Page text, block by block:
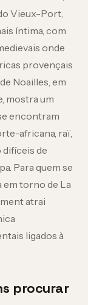
Vieux-Port,
íntima, com
onde
provençais
Noailles, em
mostra um
encontram
africana, raï,
difíceis de
Para quem se
em torno de La
atrai
ligados à
procurar